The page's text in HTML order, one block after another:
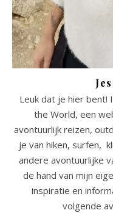
Leuk dat je hier bent!
the World, een
avontuurlijk reizen,
je van hiken, surfen,
andere avontuurlijke
de hand van mijn
inspiratie en
volgende